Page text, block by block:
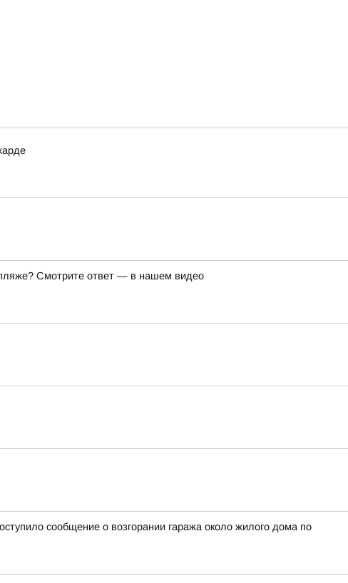
пляже? Смотрите ответ — в нашем видео
сообщение о возгорании гаража около жилого дома по